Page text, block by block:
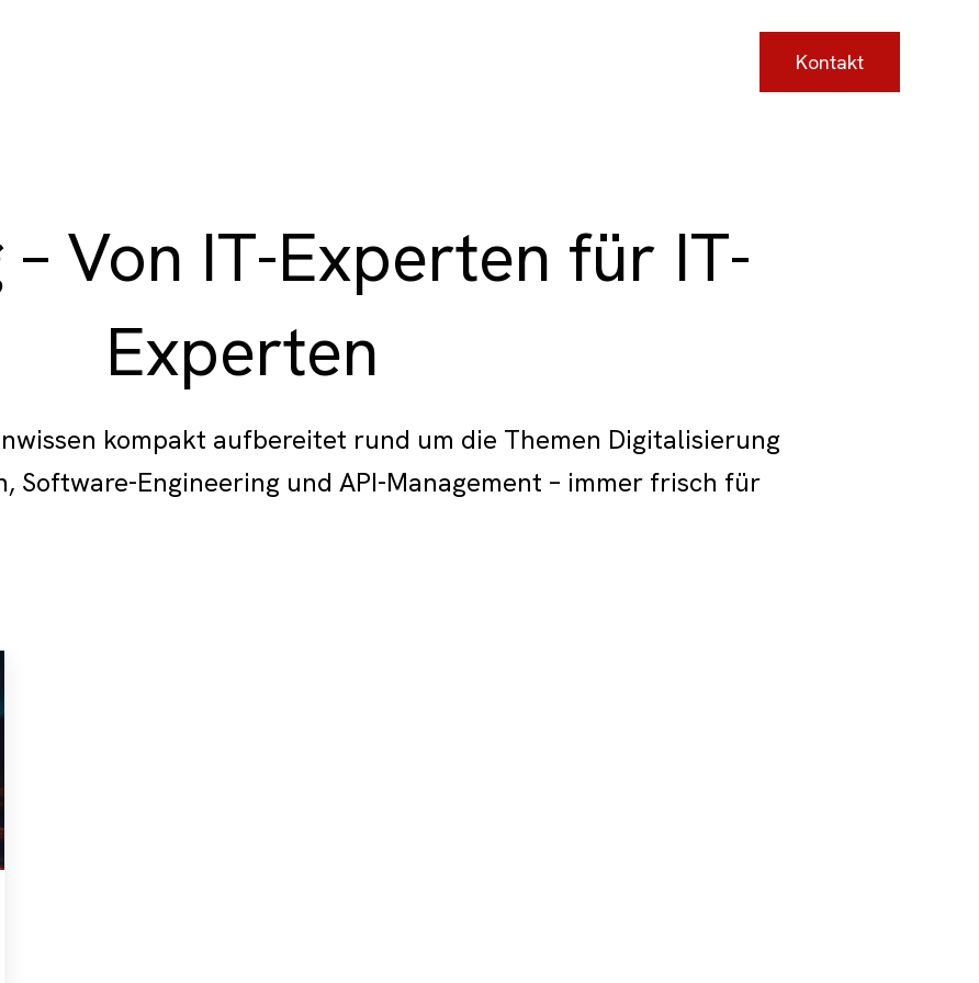
Kontakt
– Von IT-Experten für IT-
Experten
kompakt aufbereitet rund um die Themen Digitalisierung
Software-Engineering und API-Management – immer frisch für